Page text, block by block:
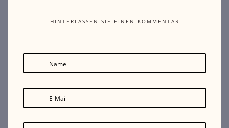
HINTERLASSEN SIE EINEN KOMMENTAR
Name
E-Mail